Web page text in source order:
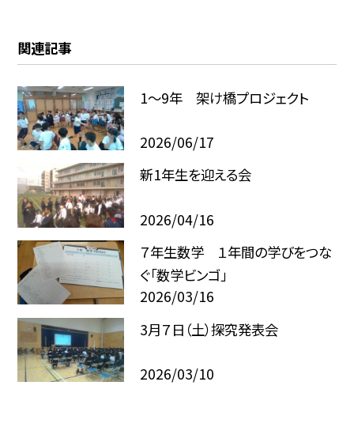
関連記事
1～9年 架け橋プロジェクト
2026/06/17
新1年生を迎える会
2026/04/16
７年生数学 １年間の学びをつな
ぐ「数学ビンゴ」
2026/03/16
3月７日（土）探究発表会
2026/03/10